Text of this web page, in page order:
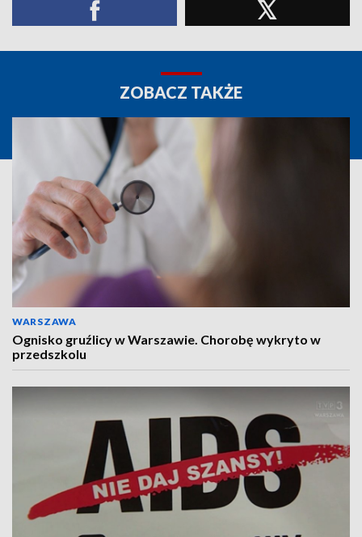
ZOBACZ TAKŻE
WARSZAWA
Ognisko gruźlicy w Warszawie. Chorobę wykryto w
przedszkolu